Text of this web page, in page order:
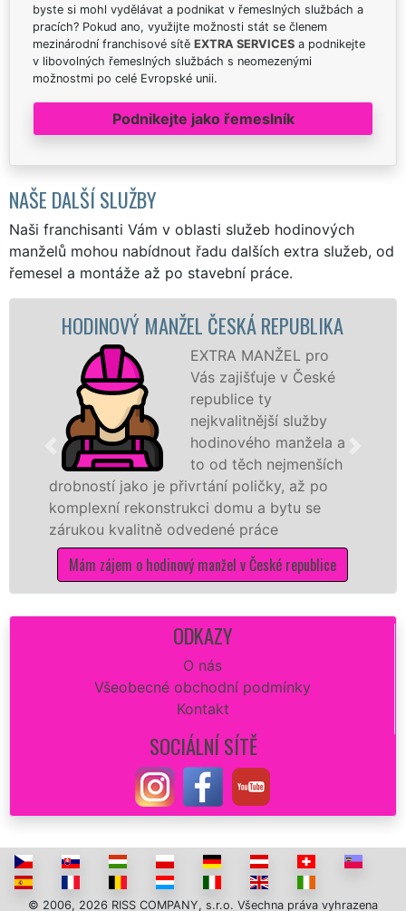
byste si mohl vydělávat a podnikat v řemeslných službách a
pracích? Pokud ano, využijte možnosti stát se členem
mezinárodní franchisové sítě EXTRA SERVICES a podnikejte
v libovolných řemeslných službách s neomezenými
možnostmi po celé Evropské unii.
Podnikejte jako řemeslník
NAŠE DALŠÍ SLUŽBY
Naši franchisanti Vám v oblasti služeb hodinových
manželů mohou nabídnout řadu dalších extra služeb, od
řemesel a montáže až po stavební práce.
ČESKÁ REPUBLIKA
EXTRA MANŽEL pro
Vás zajišťuje v České
republice ty
nejkvalitnější služby
hodinového manžela a
to od těch nejmenších
je přivrtání poličky, až po
domu a bytu se
odvedené práce
hodinový manžel v České republice
MALOVÁNÍ
hodinoví
sítě
opravu zdi či
dokonalý
ODKAZY
O nás
Všeobecné obchodní podmínky
Kontakt
SOCIÁLNÍ SÍTĚ